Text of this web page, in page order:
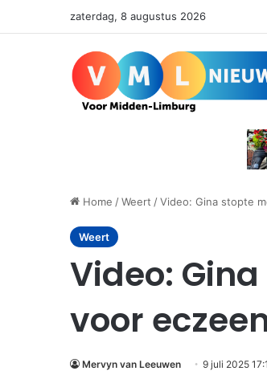
zaterdag, 8 augustus 2026
Home /Weert /Video: Gina stopte
Weert
Video:
voor
Mervyn van Leeuwen 9 juli 2025